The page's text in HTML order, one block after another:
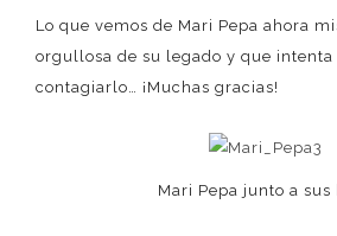
Lo que vemos de Mari Pepa ahora
orgullosa de su legado y que
contagiarlo… ¡Muchas gracias!
Mari Pepa junto a sus